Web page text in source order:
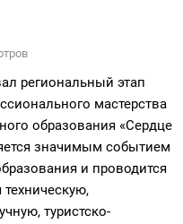
региональный этап
мастерства
образования «Сердце
значимым событием
и проводится
туристско-